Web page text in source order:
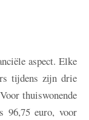
aspect. Elke
tijdens zijn drie
thuiswonende
96,75 euro, voor